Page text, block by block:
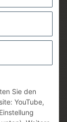
Sie den
YouTube,